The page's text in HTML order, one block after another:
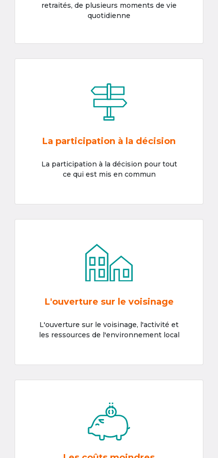
retraités, de plusieurs moments de vie
quotidienne
La participation à la décision
La participation à la décision pour tout
ce qui est mis en commun
L'ouverture sur le voisinage
L'ouverture sur le voisinage, l'activité et
les ressources de l'environnement local